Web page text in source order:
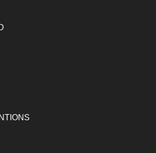
en porcelaine Bone China 40cl